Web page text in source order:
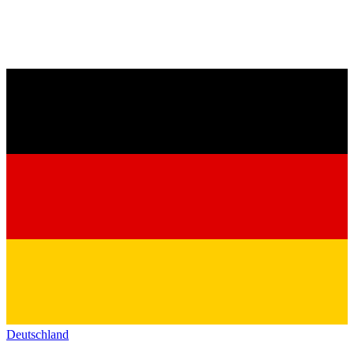
Deutschland